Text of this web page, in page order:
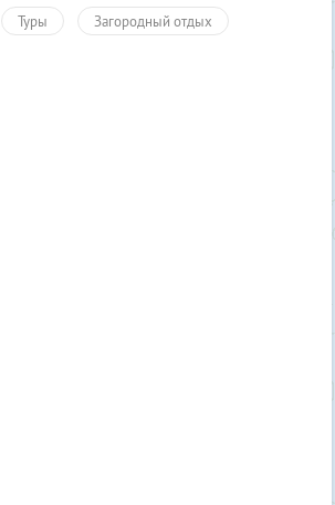
Туры Загородный отдых